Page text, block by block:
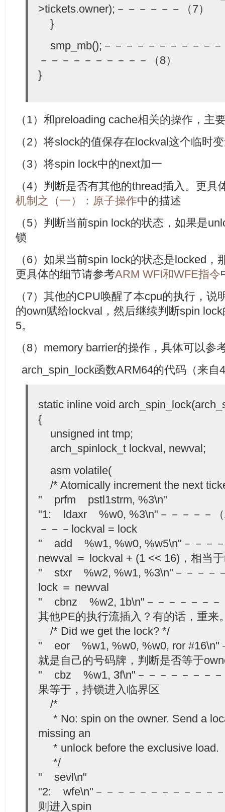
>tickets.owner);－－－－－－（7）
}
smp_mb();－－－－－－－－－－
－－－－－－－－－－（8）
}
（1）和preloading cache相关的操作，主
（2）将slock的值保存在lockval这个临时
（3）将spin lock中的next加一
（4）判断是否有其他的thread插入。更具
机制之（一）：原子操作中的描述
（5）判断当前spin lock的状态，如果是
锁
（6）如果当前spin lock的状态是locked
更具体的细节请参考ARM WFI和WFE指令
（7）其他的CPU唤醒了本cpu的执行，说
的own赋给lockval，然后继续判断spin
5。
（8）memory barrier的操作，具体可以参
arch_spin_lock函数ARM64的代码（来自
static inline void
{
unsigned int tmp;
arch_spinlock_t lockval, newval;
asm volatile(
/* Atomically increment the next
" prfm pstl1strm, %3\n"
"1: ldaxr %w0, %3\n"－－－－－（
－－－lockval = lock
" add %w1, %w0, %w5\n"－－－－
newval ＝ lockval + (1 << 16)，相当
" stxr %w2, %w1, %3\n"－－－－
lock ＝ newval
" cbnz %w2, 1b\n"－－－－－－－
其他PE的执行流插入？有的话，重来
/* Did we get the lock? */
" eor %w1, %w0, %w0, ror #16\n"
就是自己的号码牌，判断是否等于
" cbz %w1, 3f\n"－－－－－－－－
果等于，持锁进入临界区
/*
* No: spin on the owner. Send a
missing an
* unlock before the exclusive load.
*/
" sevl\n"
"2: wfe\n"－－－－－－－－－－－
则进入spin